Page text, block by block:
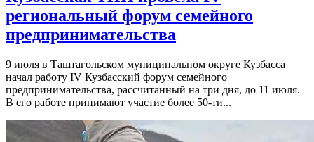
региональный форум семейного
предпринимательства
9 июля в Таштагольском муниципальном округе Кузбасса
начал работу IV Кузбасский форум семейного
предпринимательства, рассчитанный на три дня, до 11 июля.
В его работе принимают участие более 50-ти...